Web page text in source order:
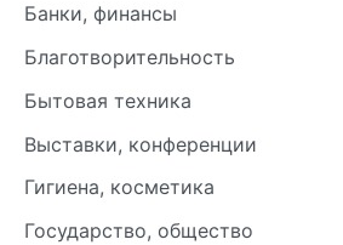
Банки, финансы
Благотворительность
Бытовая техника
Выставки, конференции
Гигиена, косметика
Государство, общество